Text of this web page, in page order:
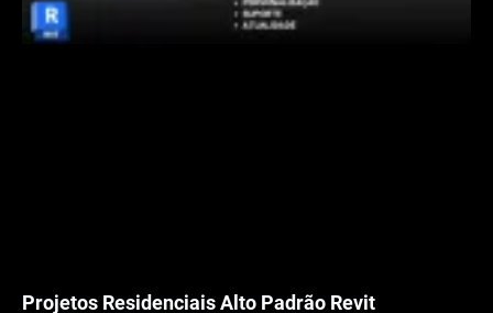
Projetos Residenciais Alto Padrão Revit